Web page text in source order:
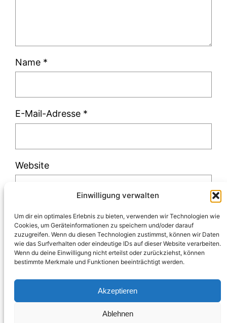
Einwilligung verwalten
Um dir ein optimales Erlebnis zu bieten, verwenden wir Technologien wie
Cookies, um Geräteinformationen zu speichern und/oder darauf
zuzugreifen. Wenn du diesen Technologien zustimmst, können wir Daten
wie das Surfverhalten oder eindeutige IDs auf dieser Website verarbeiten.
Wenn du deine Einwilligung nicht erteilst oder zurückziehst, können
bestimmte Merkmale und Funktionen beeinträchtigt werden.
Akzeptieren
Ablehnen
Name *
E-Mail-Adresse *
Website
Diese Website verwendet Akismet, um Spam
zu reduzieren.Erfahre, wie deine
Kommentardaten verarbeitet werden.